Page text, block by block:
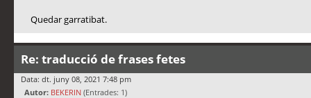
Quedar garratibat.
Re: traducció de frases fetes
Data: dt. juny 08, 2021 7:48 pm
Autor: BEKERIN (Entrades: 1)